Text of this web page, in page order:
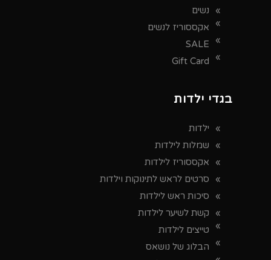
נשים
אקססוריז לנשים
SALE
Gift Card
בגדי ילדות
ילדות
שמלות לילדות
אקססוריז לילדות
סרטים לראש לתינוקות וילדות
סיכות ראש לילדות
קשת לשיער לילדות
טייצים לילדות
הבלוג של נושאס